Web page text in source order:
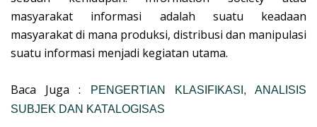
masyarakat informasi adalah suatu keadaan
masyarakat di mana produksi, distribusi dan manipulasi
suatu informasi menjadi kegiatan utama.
Baca Juga :
PENGERTIAN KLASIFIKASI, ANALISIS
SUBJEK DAN KATALOGISAS